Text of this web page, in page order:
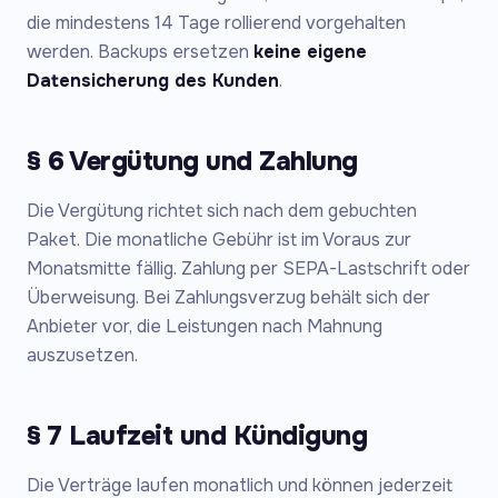
die mindestens 14 Tage rollierend vorgehalten
werden. Backups ersetzen keine eigene
Datensicherung des Kunden.
§ 6 Vergütung und Zahlung
Die Vergütung richtet sich nach dem gebuchten
Paket. Die monatliche Gebühr ist im Voraus zur
Monatsmitte fällig. Zahlung per SEPA-Lastschrift oder
Überweisung. Bei Zahlungsverzug behält sich der
Anbieter vor, die Leistungen nach Mahnung
auszusetzen.
§ 7 Laufzeit und Kündigung
Die Verträge laufen monatlich und können jederzeit